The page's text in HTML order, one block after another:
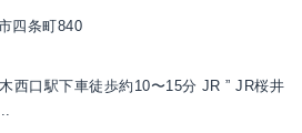
四条町840
西口駅下車徒歩約10〜15分 JR ” JR桜井